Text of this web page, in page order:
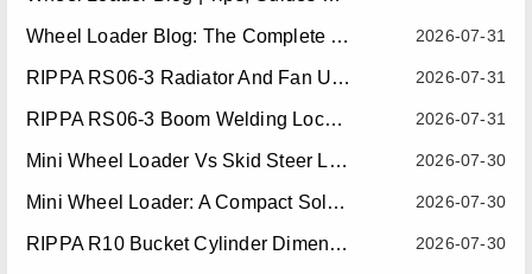
2026-07-31
Wheel Loader Blog: The Complete Guide To Wheel Loaders For Construction, Agriculture, And Material Handling
2026-07-31
RIPPA RS06-3 Radiator And Fan Upgrade — Effective July 10, 2026
2026-07-31
RIPPA RS06-3 Boom Welding Locating Bar Optimization — Effective July 15, 2026
2026-07-30
Mini Wheel Loader Vs Skid Steer Loader: Which Compact Machine Is Better For Your Business?
2026-07-30
Mini Wheel Loader: A Compact Solution For Efficient Material Handling
2026-07-30
RIPPA R10 Bucket Cylinder Dimension Optimization — Effective July 15, 2026